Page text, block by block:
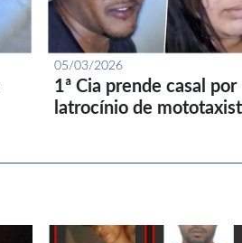
05/03/2026
1ª Cia prende casal por
latrocínio de